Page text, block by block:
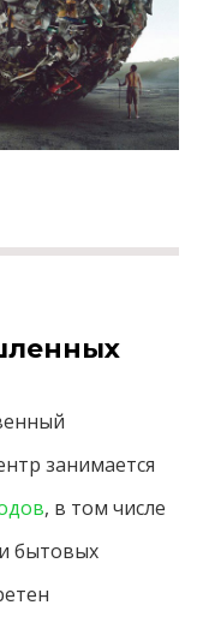
занимается
, в том числе
бытовых